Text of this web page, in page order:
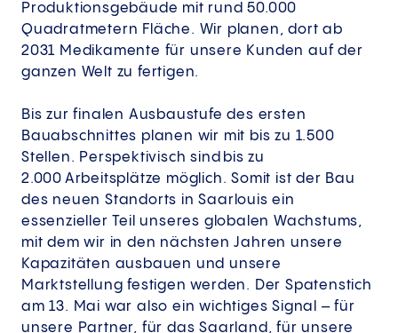
Produktionsgebäude mit rund 50.000
Quadratmetern Fläche. Wir planen, dort ab
2031 Medikamente für unsere Kunden auf der
ganzen Welt zu fertigen.
Bis zur finalen Ausbaustufe des ersten
Bauabschnittes planen wir mit bis zu 1.500
Stellen. Perspektivisch sind bis zu
2.000 Arbeitsplätze möglich. Somit ist der Bau
des neuen Standorts in Saarlouis ein
essenzieller Teil unseres globalen Wachstums,
mit dem wir in den nächsten Jahren unsere
Kapazitäten ausbauen und unsere
Marktstellung festigen werden. Der Spatenstich
am 13. Mai war also ein wichtiges Signal – für
unsere Partner, für das Saarland, für unsere